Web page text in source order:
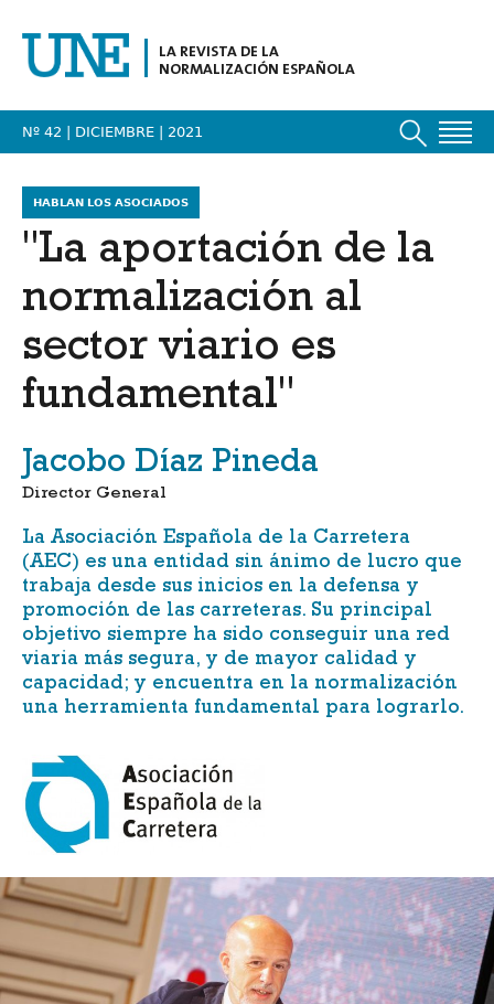
LA REVISTA DE LA
NORMALIZACIÓN ESPAÑOLA
Nº 42 | DICIEMBRE | 2021
HABLAN LOS ASOCIADOS
"La aportación de la
normalización al
sector viario es
fundamental"
Jacobo Díaz Pineda
Director General
La Asociación Española de la Carretera
(AEC) es una entidad sin ánimo de lucro que
trabaja desde sus inicios en la defensa y
promoción de las carreteras. Su principal
objetivo siempre ha sido conseguir una red
viaria más segura, y de mayor calidad y
capacidad; y encuentra en la normalización
una herramienta fundamental para lograrlo.